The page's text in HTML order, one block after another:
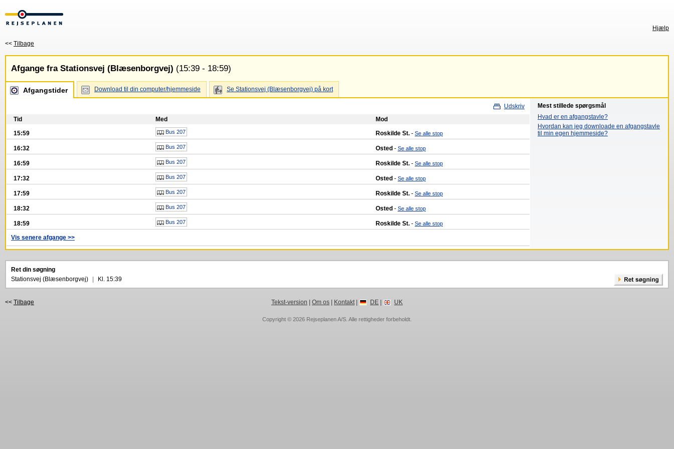
Hjælp
<< Tilbage
Afgange fra Stationsvej (Blæsenborgvej) (15:39 - 18:59)
Afgangstider Download til din computer/hjemmeside Se Stationsvej (Blæsenborgvej) på kort
Udskriv
Tid
Med
Mod
15:59
Bus 207 Roskilde St. - Se alle stop
16:32 Bus 207 Osted - Se alle stop
16:59 Bus 207 Roskilde St. - Se alle stop
17:32 Bus 207 Osted - Se alle stop
17:59 Bus 207 Roskilde St. - Se alle stop
18:32 Bus 207 Osted - Se alle stop
18:59 Bus 207 Roskilde St. - Se alle stop
Vis senere afgange >>
Mest stillede spørgsmål
Hvad er en afgangstavle?
Hvordan kan jeg downloade en afgangstavle
til min egen hjemmeside?
Ret din søgning
Stationsvej (Blæsenborgvej)
Kl. 15:39
<< Tilbage Tekst-version Om os| Kontakt| DE| UK
Copyright © 2026 Rejseplanen A/S . Alle rettigheder forbeholdt.